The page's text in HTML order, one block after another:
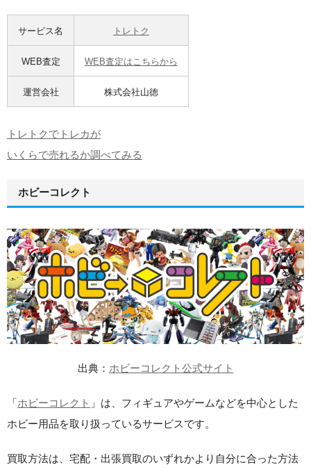
サービス名 トレトク
WEB査定 WEB査定はこちらから
運営会社 株式会社山徳
トレトクでトレカが
いくらで売れるか調べてみる
ホビーコレクト
出典： ホビーコレクト公式サイト
「ホビーコレクト 」は、フィギュアやゲームなどを中心とした
ホビー用品を取り扱っているサービスです。
買取方法は、宅配・出張買取のいずれかより自分に合った方法